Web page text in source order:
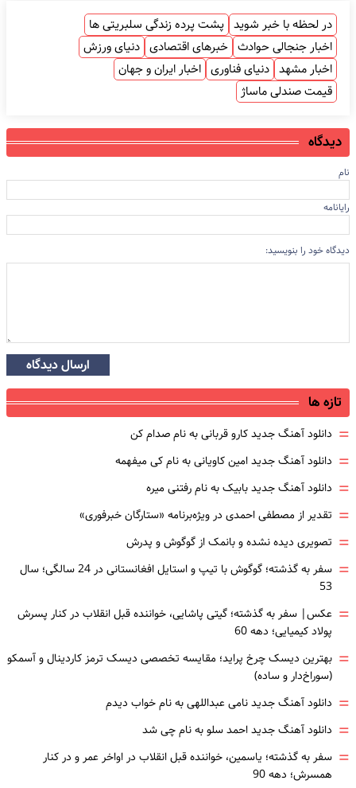
در لحظه با خبر شوید پشت پرده زندگی سلبریتی ها
اخبار جنجالی حوادث خبرهای اقتصادی دنیای ورزش
اخبار مشهد دنیای فناوری اخبار ایران و جهان
قیمت صندلی ماساژ
دیدگاه
نام
رایانامه
دیدگاه خود را بنویسید:
ارسال دیدگاه
تازه ها
= دانلود آهنگ جدید کارو قربانی به نام صدام کن
= دانلود آهنگ جدید امین کاویانی به نام کی میفهمه
= دانلود آهنگ جدید بابیک به نام رفتنی میره
= تقدیر از مصطفی احمدی در ویژه‌برنامه «ستارگان خبرفوری»
= تصویری دیده نشده و بانمک از گوگوش و پدرش
=
سفر به گذشته؛ گوگوش با تیپ و استایل افغانستانی در 24 سالگی؛ سال
53
= عکس| سفر به گذشته؛ گیتی پاشایی، خواننده قبل انقلاب در کنار پسرش
پولاد کیمیایی؛ دهه 60
= بهترین دیسک چرخ پراید؛ مقایسه تخصصی دیسک ترمز کاردینال و آسمکو
(سوراخ‌دار و ساده)
= دانلود آهنگ جدید نامی عبداللهی به نام خواب دیدم
= دانلود آهنگ جدید احمد سلو به نام چی شد
= سفر به گذشته؛ یاسمین، خواننده قبل انقلاب در اواخر عمر و در کنار
همسرش؛ دهه 90